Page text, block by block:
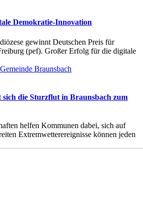
Demokratie-Innovation
gewinnt Deutschen Preis für
(pef). Großer Erfolg für die digitale
die Sturzflut in Braunsbach zum
helfen Kommunen dabei, sich auf
Extremwetterereignisse können jeden